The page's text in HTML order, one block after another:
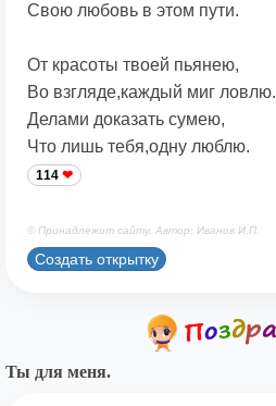
Свою любовь в этом пути.
От красоты твоей пьянею,
Во взгляде,каждый миг ловлю.
Делами доказать сумею,
Что лишь тебя,одну люблю.
114
© Принадлежит сайту. Автор: Иванов И.П.
Создать открытку
Ты для меня.